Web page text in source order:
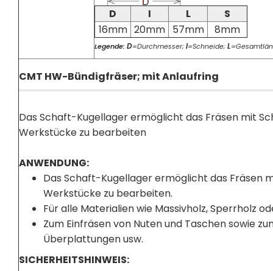
D I L
S
16mm 20mm 57mm 8mm
Legende: D=Durchmesser;I=Schneide;L
CMT HW-Bündigfräser; mit Anlaufring
Das Schaft-Kugellager ermöglicht das Fräsen mit
Werkstücke zu bearbeiten
ANWENDUNG:
Das Schaft-Kugellager ermöglicht das Fräsen
Werkstücke zu bearbeiten.
Für alle Materialien wie Massivholz, Sperrholz
Zum Einfräsen von Nuten und Taschen sowie
Überplattungen usw.
SICHERHEITSHINWEIS: